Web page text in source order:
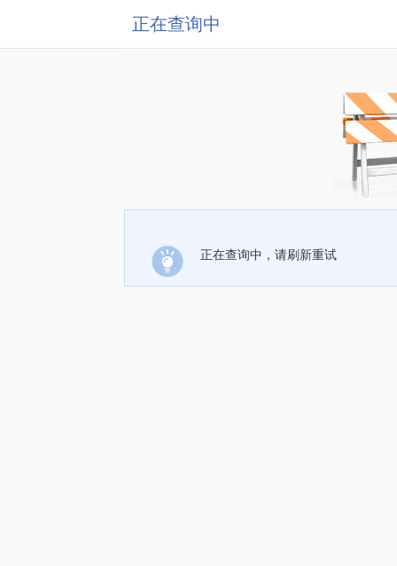
正在查询中
正在查询中，请刷新重试